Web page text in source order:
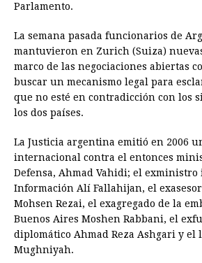
Parlamento.
La semana pasada funcionarios de
mantuvieron en Zurich (Suiza)
marco de las negociaciones abiertas
buscar un mecanismo legal para
que no esté en contradicción con los
los dos países.
La Justicia argentina emitió en 2006
internacional contra el entonces
Defensa, Ahmad Vahidi; el exministro
Información Alí Fallahijan, el
Mohsen Rezai, el exagregado de la
Buenos Aires Moshen Rabbani, el
diplomático Ahmad Reza Ashgari y el
Mughniyah.